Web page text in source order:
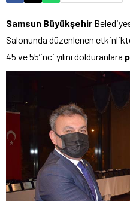
Samsun Büyükşehir
Salonunda düzenlenen
45 ve 55’inci yılını dolduranlara